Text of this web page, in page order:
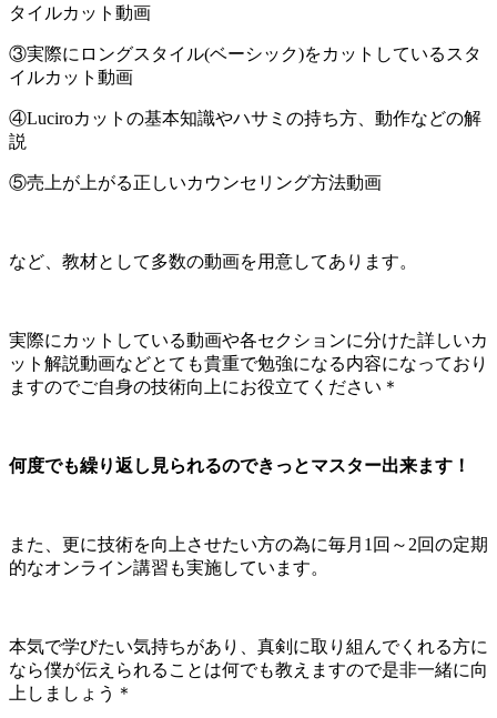
タイルカット動画
③実際にロングスタイル(ベーシック)をカットしているスタ
イルカット動画
④Luciroカットの基本知識やハサミの持ち方、動作などの解
説
⑤売上が上がる正しいカウンセリング方法動画
など、教材として多数の動画を用意してあります。
実際にカットしている動画や各セクションに分けた詳しいカ
ット解説動画などとても貴重で勉強になる内容になっており
ますのでご自身の技術向上にお役立てください＊
何度でも繰り返し見られるのできっとマスター出来ます！
また、更に技術を向上させたい方の為に毎月1回～2回の定期
的なオンライン講習も実施しています。
本気で学びたい気持ちがあり、真剣に取り組んでくれる方に
なら僕が伝えられることは何でも教えますので是非一緒に向
上しましょう＊